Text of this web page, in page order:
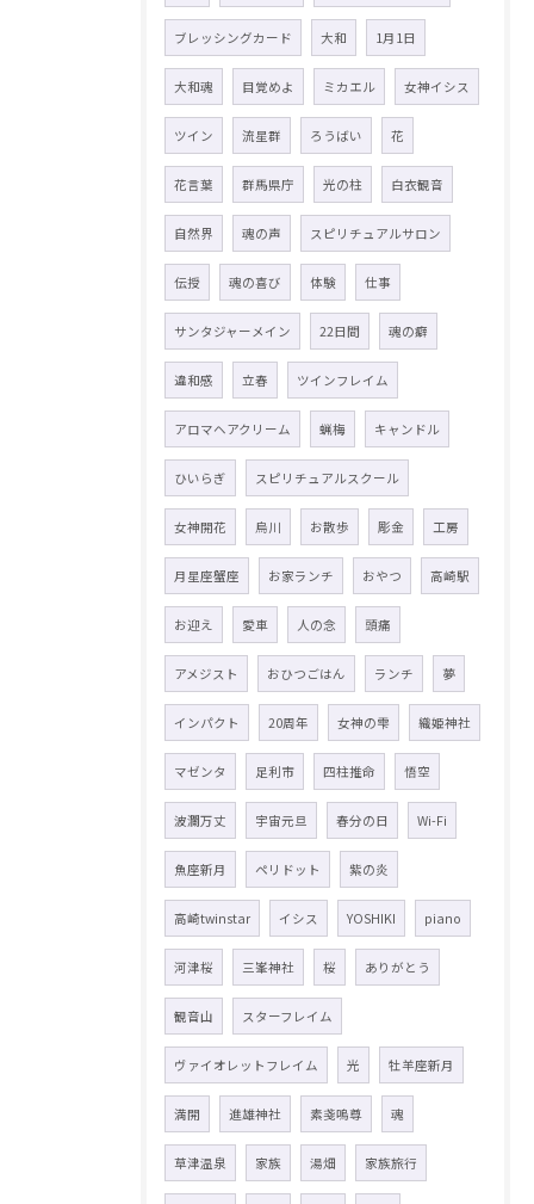
ブレッシングカード 大和 1月1日
大和魂 目覚めよ ミカエル 女神イシス
ツイン 流星群 ろうばい 花
花言葉 群馬県庁 光の柱 白衣観音
自然界 魂の声 スピリチュアルサロン
伝授 魂の喜び 体験 仕事
サンタジャーメイン 22日間 魂の癖
違和感 立春 ツインフレイム
アロマヘアクリーム 蝋梅 キャンドル
ひいらぎ スピリチュアルスクール
女神開花 烏川 お散歩 彫金 工房
月星座蟹座 お家ランチ おやつ 高崎駅
お迎え 愛車 人の念 頭痛
アメジスト おひつごはん ランチ 夢
インパクト 20周年 女神の雫 織姫神社
マゼンタ 足利市 四柱推命 悟空
波瀾万丈 宇宙元旦 春分の日 Wi-Fi
魚座新月 ペリドット 紫の炎
高崎twinstar イシス YOSHIKI piano
河津桜 三峯神社 桜 ありがとう
観音山 スターフレイム
ヴァイオレットフレイム 光 牡羊座新月
満開 進雄神社 素戔嗚尊 魂
草津温泉 家族 湯畑 家族旅行